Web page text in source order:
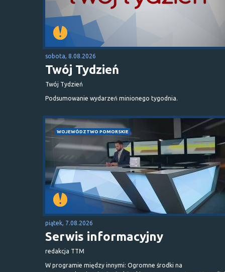
sobota, 8.08.2026
Twój Tydzień
Twój Tydzień
Podsumowanie wydarzeń minionego tygodnia.
WOJEWÓDZTWO POMORSKIE
piątek, 7.08.2026
Serwis informacyjny
redakcja TTM
W programie między innymi: Ogromne środki na